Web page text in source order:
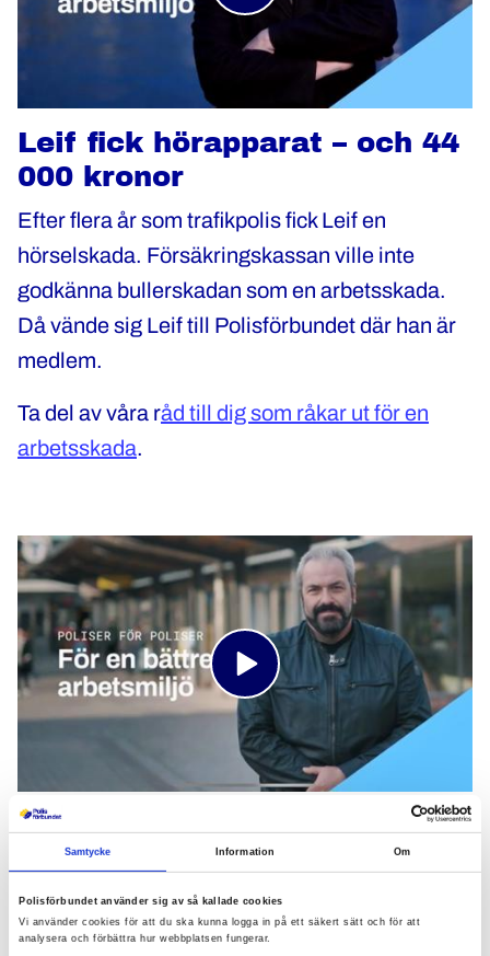
Samtycke Information Om
Polisförbundet använder sig av så kallade cookies
Vi använder cookies för att du ska kunna logga in på ett säkert sätt och för att
analysera och förbättra hur webbplatsen fungerar.
Leif fick hörapparat – och 44
000 kronor
Efter flera år som trafikpolis fick Leif en
hörselskada. Försäkringskassan ville inte
godkänna bullerskadan som en arbetsskada.
Då vände sig Leif till Polisförbundet där han är
medlem.
Ta del av våra råd till dig som råkar ut för en
arbetsskada.
Robert vann striden –
skyddsvästar till alla poliser
När Robert var ny som skyddsombud var
skyddsvästar ingen självklarhet. Först efter ett